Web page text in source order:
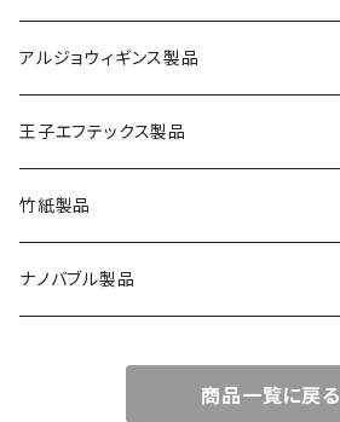
アルジョウィギンス製品
王子エフテックス製品
竹紙製品
ナノバブル製品
商品一覧に戻る